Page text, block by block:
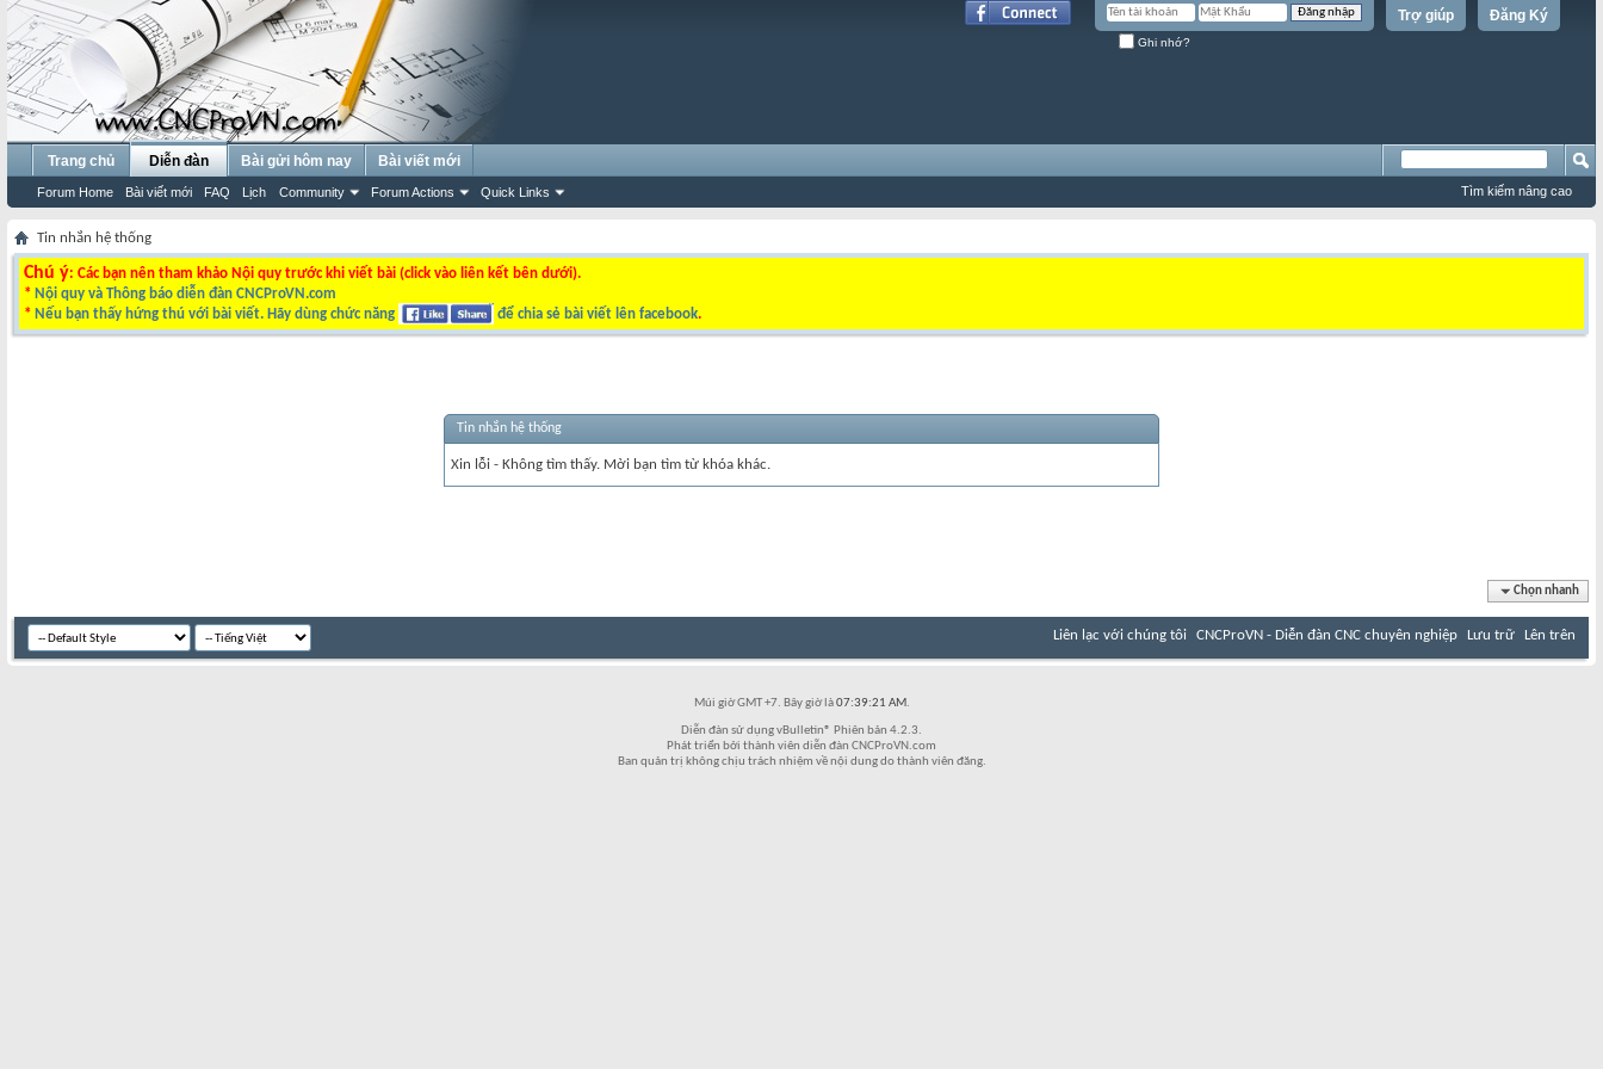
Đăng Ký
Trợ giúp
Ghi nhớ?
Trang chủ Diễn đàn
Forum Home Bài viết mới FAQ Lịch Community Forum Actions Quick Links
Bài gửi hôm nay Bài viết mới
Tìm kiếm nâng cao
Tin nhắn hệ thống
Chú ý: Các bạn nên tham khảo Nội quy trước khi viết bài (click vào liên kết bên dưới).
* Nội quy và Thông báo diễn đàn CNCProVN.com
* Nếu bạn thấy hứng thú với bài viết. Hãy dùng chức năng để chia sẻ bài viết lên facebook.
Tin nhắn hệ thống
Xin lỗi - Không tìm thấy. Mời bạn tìm từ khóa khác.
Chọn nhanh
Liên lạc với chúng tôi CNCProVN - Diễn đàn CNC chuyên nghiệp Lưu trữ Lên trên
Múi giờ GMT +7. Bây giờ là07:39:21 AM.
Diễn đàn sử dụng vBulletin® Phiên bản 4.2.3.
Phát triển bởi thành viên diễn đàn CNCProVN.com
Ban quản trị không chịu trách nhiệm về nội dung do thành viên đăng.